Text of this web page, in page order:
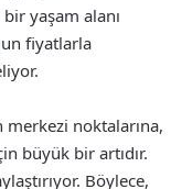
yaşam alanı
fiyatlarla
merkezi noktalarına,
büyük bir artıdır.
Böylece,